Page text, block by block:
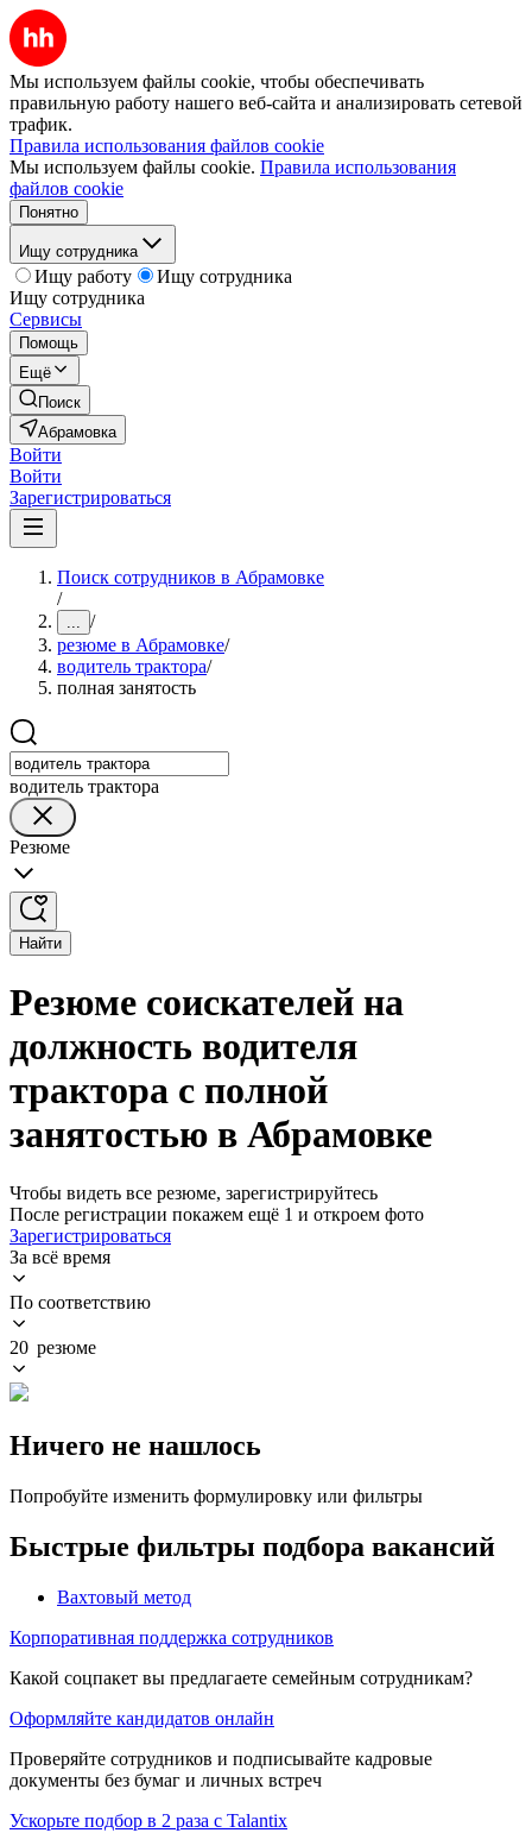
Мы используем файлы cookie, чтобы обеспечивать
правильную работу нашего веб-сайта и анализировать сетевой
трафик.
Правила использования файлов cookie
Мы используем файлы cookie. Правила использования
файлов cookie
Понятно
Ищу сотрудника
Ищу работу
Ищу сотрудника
Ищу сотрудника
Сервисы
Помощь
Ещё
Поиск
Абрамовка
Войти
Войти
Зарегистрироваться
Поиск сотрудников в Абрамовке
/
... /
резюме в Абрамовке/
водитель трактора/
полная занятость
водитель трактора
Резюме
Найти
Резюме соискателей на
должность водителя
трактора с полной
занятостью в Абрамовке
Чтобы видеть все резюме, зарегистрируйтесь
После регистрации покажем ещё 1 и откроем фото
Зарегистрироваться
За всё время
По соответствию
20 резюме
Ничего не нашлось
Попробуйте изменить формулировку или фильтры
Быстрые фильтры подбора вакансий
Вахтовый метод
Корпоративная поддержка сотрудников
Какой соцпакет вы предлагаете семейным сотрудникам?
Оформляйте кандидатов онлайн
Проверяйте сотрудников и подписывайте кадровые
документы без бумаг и личных встреч
Ускорьте подбор в 2 раза с Talantix